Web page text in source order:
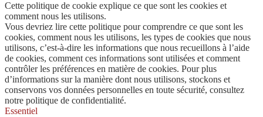
Cette politique de cookie explique ce que sont les cookies et
comment nous les utilisons.
Vous devriez lire cette politique pour comprendre ce que sont les
cookies, comment nous les utilisons, les types de cookies que nous
utilisons, c’est-à-dire les informations que nous recueillons à l’aide
de cookies, comment ces informations sont utilisées et comment
contrôler les préférences en matière de cookies. Pour plus
d’informations sur la manière dont nous utilisons, stockons et
conservons vos données personnelles en toute sécurité, consultez
notre politique de confidentialité.
Essentiel